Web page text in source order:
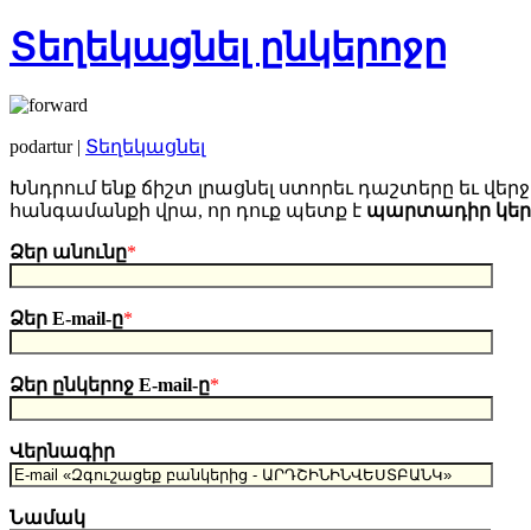
Տեղեկացնել ընկերոջը
podartur | Տեղեկացնել
Խնդրում ենք ճիշտ լրացնել ստորեւ դաշտերը եւ
հանգամանքի վրա, որ դուք պետք է պարտադիր
Ձեր անունը*
Ձեր E-mail-ը*
Ձեր ընկերոջ E-mail-ը*
Վերնագիր
Նամակ